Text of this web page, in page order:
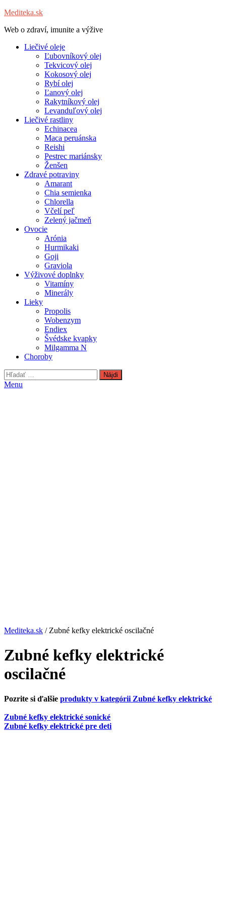
Mediteka.sk
Web o zdraví, imunite a výžive
Liečivé oleje
Ľubovníkový olej
Tekvicový olej
Kokosový olej
Rybí olej
Ľanový olej
Rakytníkový olej
Levanduľový olej
Liečivé rastliny
Echinacea
Maca peruánska
Reishi
Pestrec mariánsky
Ženšen
Zdravé potraviny
Amarant
Chia semienka
Chlorella
Včelí peľ
Zelený jačmeň
Ovocie
Arónia
Hurmikaki
Goji
Graviola
Výživové doplnky
Vitamíny
Minerály
Lieky
Propolis
Wobenzym
Endiex
Švédske kvapky
Milgamma N
Choroby
Hľadať:
Menu
Mediteka.sk / Zubné kefky elektrické oscilačné
Zubné kefky elektrické
oscilačné
Pozrite si ďalšie produkty v kategórii Zubné kefky elektrické
Zubné kefky elektrické sonické
Zubné kefky elektrické pre deti